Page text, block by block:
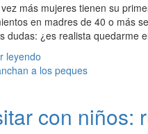
más mujeres tienen su
en madres de 40 o más
dudas: ¿es realista quedarme
leyendo
con niños: